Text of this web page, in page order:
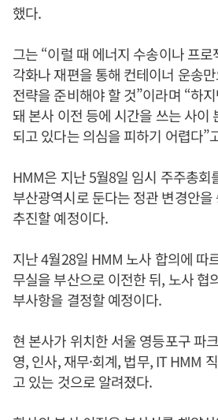
했다.
그는 “이럴 때 에너지 수송이나 프
각화나 재편을 통해 컨테이너 운송
전략을 준비해야 할 것”이라며 “하
돼 본사 이전 등에 시간을 쓰는 사이
되고 있다는 의심을 피하기 어렵다”
HMM은 지난 5월8일 임시 주주총회
부산광역시로 둔다는 정관 변경안
추진할 예정이다.
지난 4월28일 HMM 노사 합의에 따
무실을 부산으로 이전한 뒤, 노사 협
부사항을 결정할 예정이다.
현 본사가 위치한 서울 영등포구 파
영, 인사, 재무·회계, 법무, IT HMM
고 있는 것으로 알려졌다.